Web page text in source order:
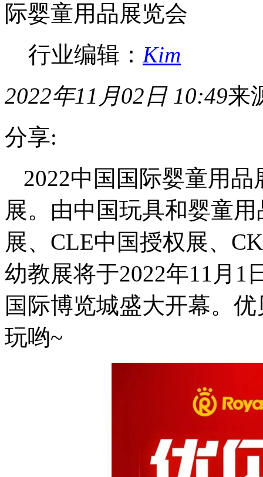
际婴童用品展览会
行业编辑： Kim
2022年11月02日 10:49来
分享:
2022中国国际婴童用品
展。由中国玩具和婴童
展、CLE中国授权展、
幼教展将于2022年11月1
国际博览城盛大开幕。
玩哟~